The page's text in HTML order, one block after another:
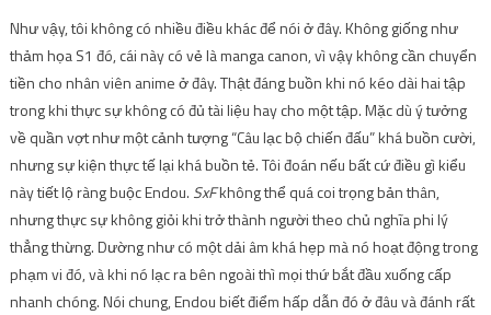
Như vậy, tôi không có nhiều điều khác để nói ở đây. Không giống như
thảm họa S1 đó, cái này có vẻ là manga canon, vì vậy không cần chuyển
tiền cho nhân viên anime ở đây. Thật đáng buồn khi nó kéo dài hai tập
trong khi thực sự không có đủ tài liệu hay cho một tập. Mặc dù ý tưởng
về quần vợt như một cảnh tượng “Câu lạc bộ chiến đấu” khá buồn cười,
nhưng sự kiện thực tế lại khá buồn tẻ. Tôi đoán nếu bất cứ điều gì kiểu
này tiết lộ ràng buộc Endou. SxFkhông thể quá coi trọng bản thân,
nhưng thực sự không giỏi khi trở thành người theo chủ nghĩa phi lý
thẳng thừng. Dường như có một dải âm khá hẹp mà nó hoạt động trong
phạm vi đó, và khi nó lạc ra bên ngoài thì mọi thứ bắt đầu xuống cấp
nhanh chóng. Nói chung, Endou biết điểm hấp dẫn đó ở đâu và đánh rất